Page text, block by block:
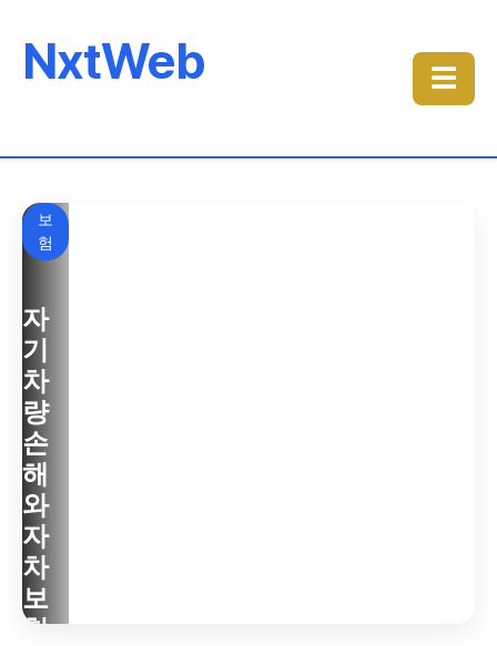
NxtWeb ☰
Featured
보
험
자
기
차
량
손
해
와
자
차
보
험
특
허
음
식
특
허
비
용
과
특
허
출
원
특
허
로
고
상
표
권
조
회:
중
요
성
과